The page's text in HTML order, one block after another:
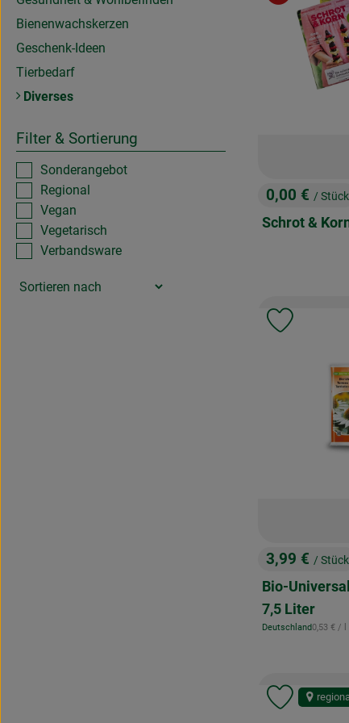
Bienenwachskerzen
Geschenk-Ideen
Tierbedarf
Diverses
Filter & Sortierung
Sonderangebot
Regional
Vegan
Vegetarisch
Verbandsware
, Preis:
0,00 € / Stück
Schrot &
, Preis:
3,99 € / Stück
Bio-
7,5 Liter
, Herkunft:
Deutschland,0,53 € / l
Produkt
Produkt